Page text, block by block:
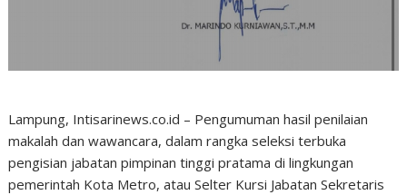
Lampung, Intisarinews.co.id – Pengumuman hasil penilaian
makalah dan wawancara, dalam rangka seleksi terbuka
pengisian jabatan pimpinan tinggi pratama di lingkungan
pemerintah Kota Metro, atau Selter Kursi Jabatan Sekretaris